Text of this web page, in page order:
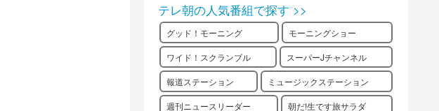
テレ朝の人気番組で探す >>
グッド！モーニング モーニングショー
ワイド！スクランブル スーパーJチャンネル
報道ステーション ミュージックステーション
週刊ニュースリーダー 朝だ!生です旅サラダ